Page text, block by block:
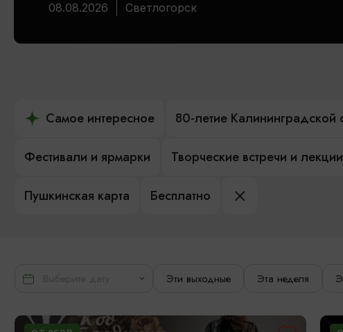
08.08.2026 Светлогорск
Самое интересное 80-летие Калининградской
Фестивали и ярмарки Творческие встречи и лекции
Пушкинская карта Бесплатно
Эти выходные Эта неделя